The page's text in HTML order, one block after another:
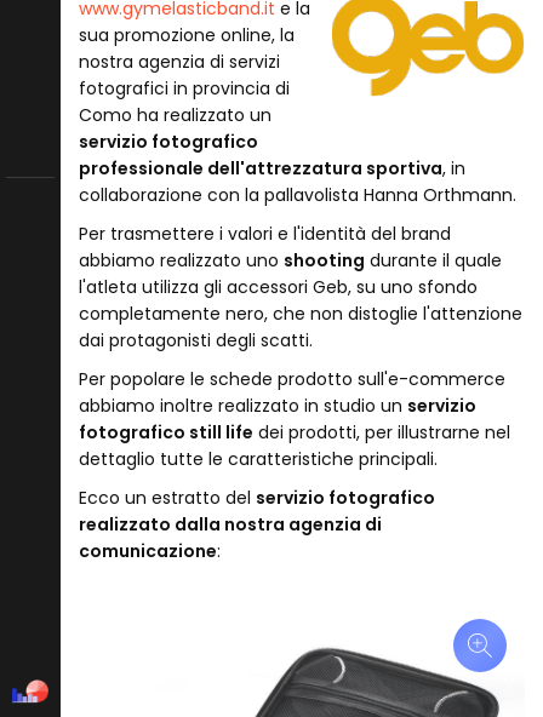
www.gymelasticband.it e la
sua promozione online, la
nostra agenzia di servizi
fotografici in provincia di
Como ha realizzato un
servizio fotografico
professionale dell'attrezzatura sportiva, in
collaborazione con la pallavolista Hanna Orthmann.
Per trasmettere i valori e l'identità del brand
abbiamo realizzato uno shooting durante il quale
l'atleta utilizza gli accessori Geb, su uno sfondo
completamente nero, che non distoglie l'attenzione
dai protagonisti degli scatti.
Per popolare le schede prodotto sull'e-commerce
abbiamo inoltre realizzato in studio un servizio
fotografico still life dei prodotti, per illustrarne nel
dettaglio tutte le caratteristiche principali.
Ecco un estratto del servizio fotografico
realizzato dalla nostra agenzia di
comunicazione: